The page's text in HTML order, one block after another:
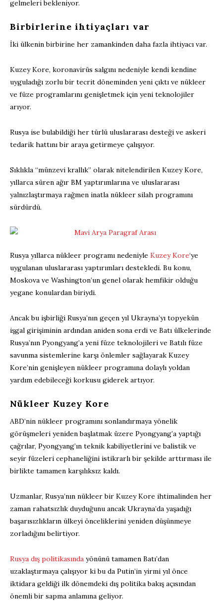
gelmeleri bekleniyor.
Birbirlerine ihtiyaçları var
İki ülkenin birbirine her zamankinden daha fazla ihtiyacı var.
Kuzey Kore, koronavirüs salgını nedeniyle kendi kendine
uyguladığı zorlu bir tecrit döneminden yeni çıktı ve nükleer
ve füze programlarını genişletmek için yeni teknolojiler
arıyor.
Rusya ise bulabildiği her türlü uluslararası desteği ve askeri
tedarik hattını bir araya getirmeye çalışıyor.
Sıklıkla “münzevi krallık” olarak nitelendirilen Kuzey Kore,
yıllarca süren ağır BM yaptırımlarına ve uluslararası
yalnızlaştırmaya rağmen inatla nükleer silah programını
sürdürdü.
Rusya yıllarca nükleer programı nedeniyle Kuzey Kore‘ye
uygulanan uluslararası yaptırımları destekledi. Bu konu,
Moskova ve Washington’un genel olarak hemfikir olduğu
yegane konulardan biriydi.
Ancak bu işbirliği Rusya’nın geçen yıl Ukrayna’yı topyekûn
işgal girişiminin ardından aniden sona erdi ve Batı ülkelerinde
Rusya’nın Pyongyang’a yeni füze teknolojileri ve Batılı füze
savunma sistemlerine karşı önlemler sağlayarak Kuzey
Kore’nin genişleyen nükleer programına dolaylı yoldan
yardım edebileceği korkusu giderek artıyor.
Nükleer Kuzey Kore
ABD’nin nükleer programını sonlandırmaya yönelik
görüşmeleri yeniden başlatmak üzere Pyongyang’a yaptığı
çağrılar, Pyongyang’ın teknik kabiliyetlerini ve balistik ve
seyir füzeleri cephaneliğini istikrarlı bir şekilde arttırması ile
birlikte tamamen karşılıksız kaldı.
Uzmanlar, Rusya’nın nükleer bir Kuzey Kore ihtimalinden her
zaman rahatsızlık duyduğunu ancak Ukrayna’da yaşadığı
başarısızlıkların ülkeyi önceliklerini yeniden düşünmeye
zorladığını belirtiyor.
Rusya dış politikasında yönünü tamamen Batı’dan
uzaklaştırmaya çalışıyor ki bu da Putin’in yirmi yıl önce
iktidara geldiği ilk dönemdeki dış politika bakış açısından
önemli bir sapma anlamına geliyor.